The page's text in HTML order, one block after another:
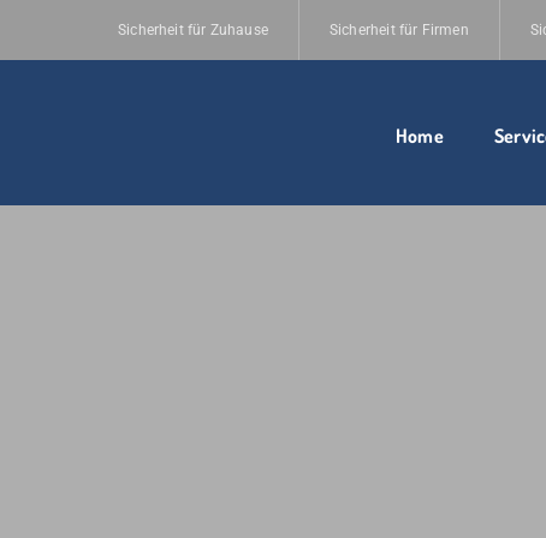
Sicherheit für Zuhause Sicherheit für Firmen
Home